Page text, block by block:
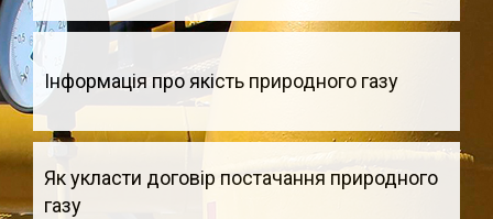
Інформація про якість природного газу
Як укласти договір постачання природного
газу